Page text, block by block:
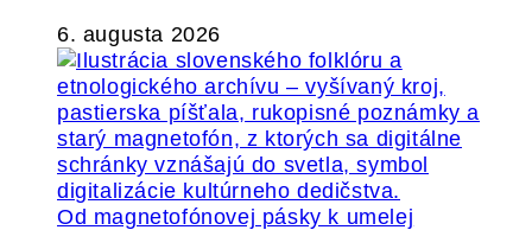
6. augusta 2026
Od magnetofónovej pásky k umelej